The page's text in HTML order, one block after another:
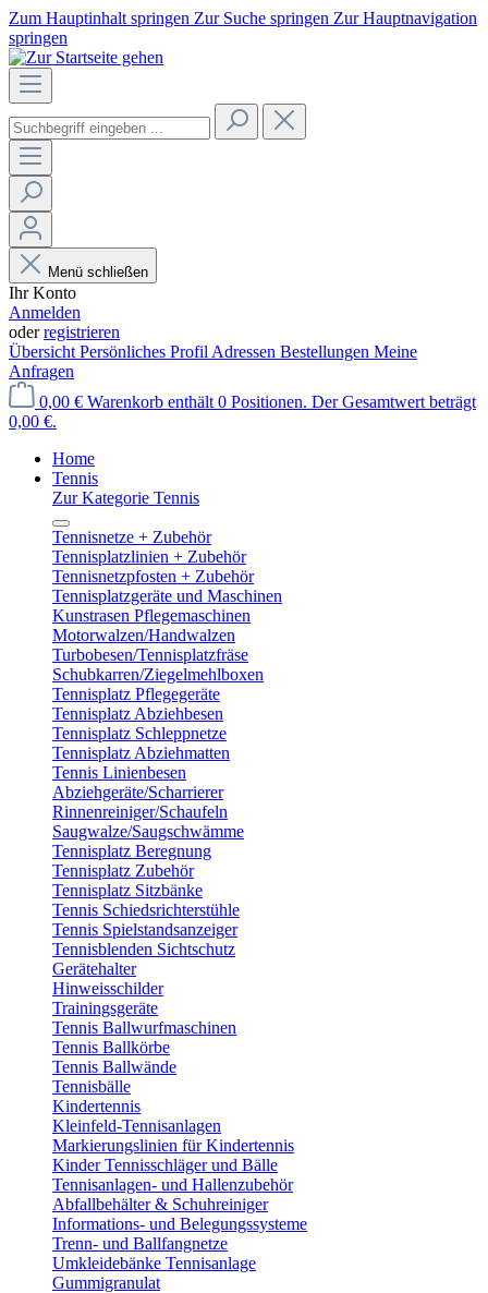
Zum Hauptinhalt springen Zur Suche springen Zur Hauptnavigation
springen
Menü schließen
Ihr Konto
Anmelden
oderregistrieren
Übersicht Persönliches Profil Adressen Bestellungen Meine
Anfragen
0,00 € Warenkorb enthält 0 Positionen. Der Gesamtwert beträgt
0,00 €.
Home
Tennis
Zur Kategorie Tennis
Tennisnetze + Zubehör
Tennisplatzlinien + Zubehör
Tennisnetzpfosten + Zubehör
Tennisplatzgeräte und Maschinen
Kunstrasen Pflegemaschinen
Motorwalzen/Handwalzen
Turbobesen/Tennisplatzfräse
Schubkarren/Ziegelmehlboxen
Tennisplatz Pflegegeräte
Tennisplatz Abziehbesen
Tennisplatz Schleppnetze
Tennisplatz Abziehmatten
Tennis Linienbesen
Abziehgeräte/Scharrierer
Rinnenreiniger/Schaufeln
Saugwalze/Saugschwämme
Tennisplatz Beregnung
Tennisplatz Zubehör
Tennisplatz Sitzbänke
Tennis Schiedsrichterstühle
Tennis Spielstandsanzeiger
Tennisblenden Sichtschutz
Gerätehalter
Hinweisschilder
Trainingsgeräte
Tennis Ballwurfmaschinen
Tennis Ballkörbe
Tennis Ballwände
Tennisbälle
Kindertennis
Kleinfeld-Tennisanlagen
Markierungslinien für Kindertennis
Kinder Tennisschläger und Bälle
Tennisanlagen- und Hallenzubehör
Abfallbehälter & Schuhreiniger
Informations- und Belegungssysteme
Trenn- und Ballfangnetze
Umkleidebänke Tennisanlage
Gummigranulat